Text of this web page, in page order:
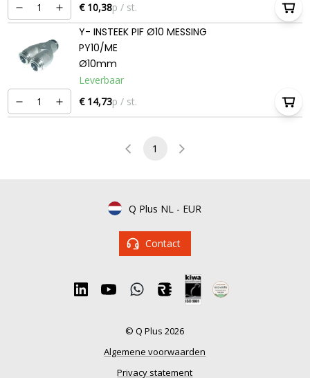
€ 10,38p / st.
Y- INSTEEK PIF Ø10 MESSING
PY10/ME
Ø10mm
Leverbaar
€ 14,73p / st.
1
Q Plus NL - EUR
Contact
© Q Plus 2026
Algemene voorwaarden
Privacy statement